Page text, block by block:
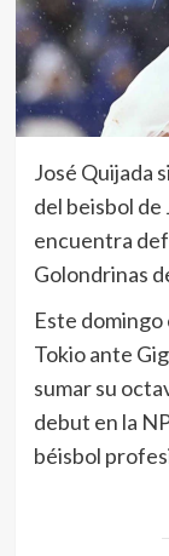
José Quijada
del beisbol de
encuentra
Golondrinas
Este
Tokio ante
sumar su
debut en la
béisbol